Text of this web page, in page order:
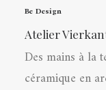
Be Design
Atelier
Des mains à la
céramique en